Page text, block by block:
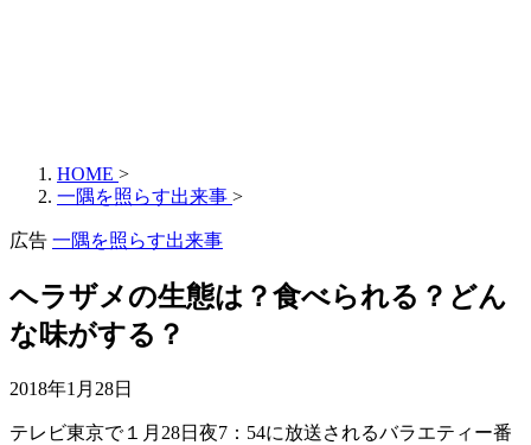
HOME >
一隅を照らす出来事 >
広告 一隅を照らす出来事
ヘラザメの生態は？食べられる？どん
な味がする？
2018年1月28日
テレビ東京で１月28日夜7：54に放送されるバラエティー番